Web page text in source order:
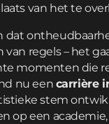
van het te
dat
van regels – het
momenten die
nu een carrière
stem
op een academie